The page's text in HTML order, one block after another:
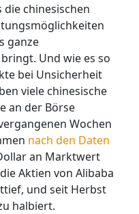
die chinesischen
ganze
Und wie es so
bei Unsicherheit
viele chinesische
an der Börse
Wochen
nach den Daten
an Marktwert
Aktien von Alibaba
und seit Herbst
halbiert.